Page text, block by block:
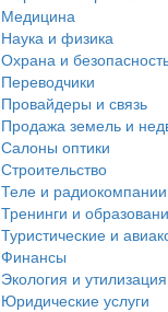
Медицина
Наука и физика
Охрана и
Переводчики
Провайдеры и связь
Продажа земель и
Салоны оптики
Строительство
Теле и радиокомпании
Тренинги и
Туристические и
Финансы
Экология и утилизация
Юридические услуги